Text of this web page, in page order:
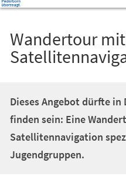
Wandertour mit
Dieses Angebot dürfte
finden sein: Eine
Satellitennavigation
Jugendgruppen.